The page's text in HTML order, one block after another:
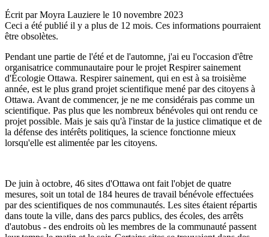
Écrit parMoyra Lauziere le 10 novembre 2023
Ceci a été publié il y a plus de 12 mois. Ces informations pourraient
être obsolètes.
Pendant une partie de l'été et de l'automne, j'ai eu l'occasion d'être
organisatrice communautaire pour le projet Respirer sainement
d'Écologie Ottawa. Respirer sainement, qui en est à sa troisième
année, est le plus grand projet scientifique mené par des citoyens à
Ottawa. Avant de commencer, je ne me considérais pas comme un
scientifique. Pas plus que les nombreux bénévoles qui ont rendu ce
projet possible. Mais je sais qu'à l'instar de la justice climatique et de
la défense des intérêts politiques, la science fonctionne mieux
lorsqu'elle est alimentée par les citoyens.
De juin à octobre, 46 sites d'Ottawa ont fait l'objet de quatre
mesures, soit un total de 184 heures de travail bénévole effectuées
par des scientifiques de nos communautés. Les sites étaient répartis
dans toute la ville, dans des parcs publics, des écoles, des arrêts
d'autobus - des endroits où les membres de la communauté passent